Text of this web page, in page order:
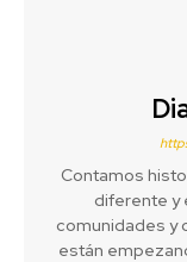
Contamos
diferente y
comunidades y
están